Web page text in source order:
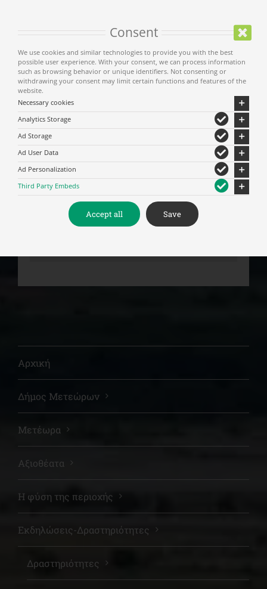
Δέχομαι
Αρχική
Δήμος Μετεώρων
Μετέωρα
Αξιοθέατα
Η φύση της περιοχής
Εκδηλώσεις-Δραστηριότητες
Δραστηριότητες
Consent
We use cookies and similar technologies to provide you with the best
possible user experience. With your consent, we can process information
such as browsing behavior or unique identifiers. Not consenting or
withdrawing your consent may limit certain functions and features of the
website.
Necessary cookies
Analytics Storage
Ad Storage
Ad User Data
Ad Personalization
Third Party Embeds
Accept all Save